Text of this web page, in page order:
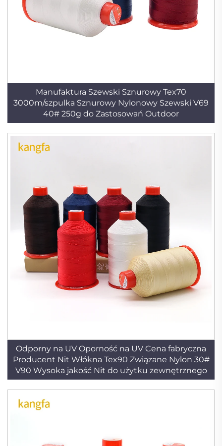
Manufaktura Szewski Sznurowy Tex70
3000m/szpulka Sznurowy Nylonowy Szewski V69
40# 250g do Zastosowań Outdoor
Odporny na UV Oporność na UV Cena fabryczna
Producent Nit Włókna Tex90 Związane Nylon 30#
V90 Wysoka jakość Nit do użytku zewnętrznego